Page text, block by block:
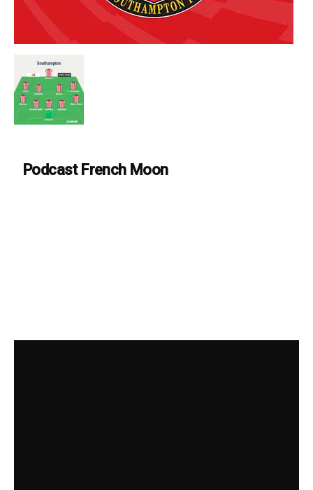
Podcast French Moon